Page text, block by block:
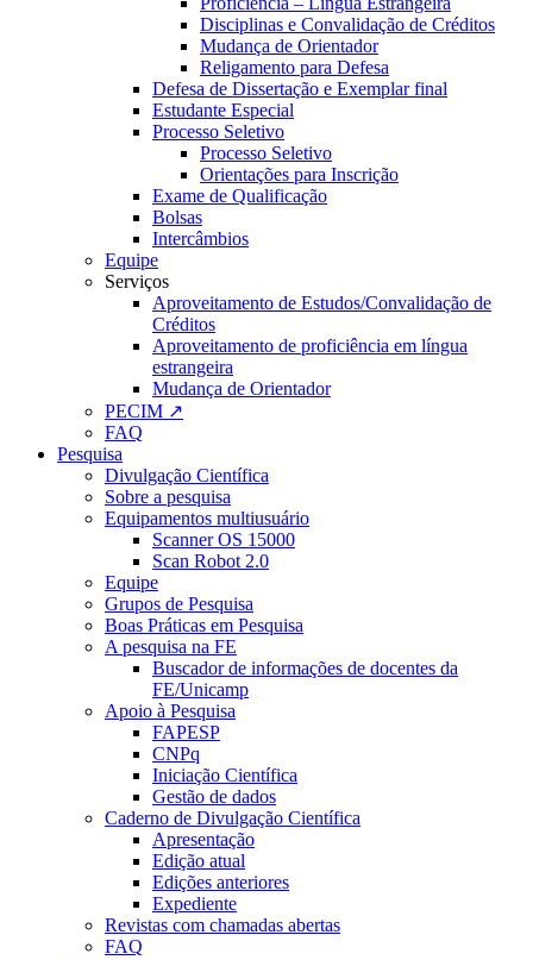
Disciplinas e Convalidação de Créditos
Mudança de Orientador
Religamento para Defesa
Defesa de Dissertação e Exemplar final
Estudante Especial
Processo Seletivo
Processo Seletivo
Orientações para Inscrição
Exame de Qualificação
Bolsas
Intercâmbios
Equipe
Serviços
Aproveitamento de Estudos/Convalidação de
Créditos
Aproveitamento de proficiência em língua
estrangeira
Mudança de Orientador
PECIM ↗
FAQ
Pesquisa
Divulgação Científica
Sobre a pesquisa
Equipamentos multiusuário
Scanner OS 15000
Scan Robot 2.0
Equipe
Grupos de Pesquisa
Boas Práticas em Pesquisa
A pesquisa na FE
Buscador de informações de docentes da
FE/Unicamp
Apoio à Pesquisa
FAPESP
CNPq
Iniciação Científica
Gestão de dados
Caderno de Divulgação Científica
Apresentação
Edição atual
Edições anteriores
Expediente
Revistas com chamadas abertas
FAQ